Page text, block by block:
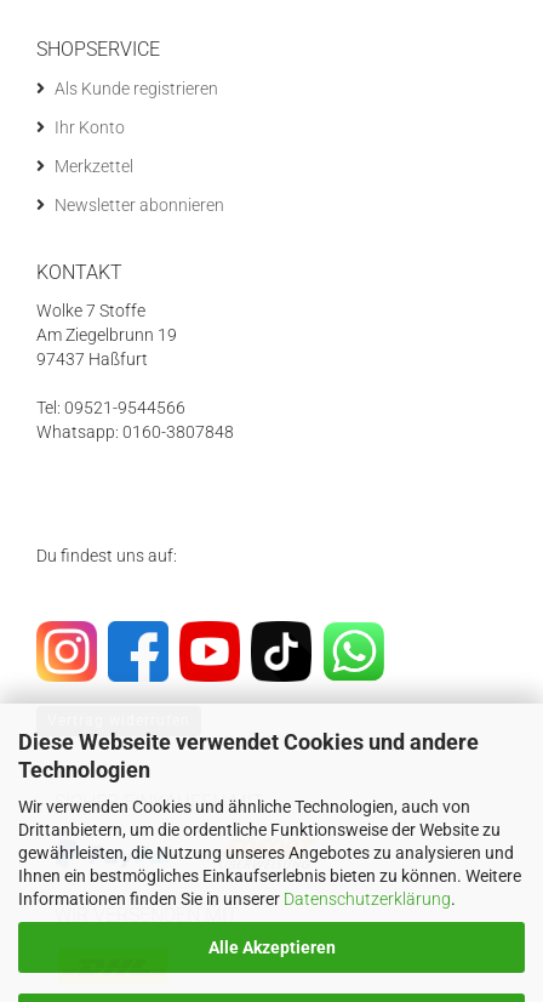
Diese Webseite verwendet Cookies und andere
Technologien
Wir verwenden Cookies und ähnliche Technologien, auch von
Drittanbietern, um die ordentliche Funktionsweise der Website zu
gewährleisten, die Nutzung unseres Angebotes zu analysieren und
Ihnen ein bestmögliches Einkaufserlebnis bieten zu können. Weitere
Informationen finden Sie in unserer Datenschutzerklärung.
Alle Akzeptieren
SHOPSERVICE
Als Kunde registrieren
Ihr Konto
Merkzettel
Newsletter abonnieren
KONTAKT
Wolke 7 Stoffe
Am Ziegelbrunn 19
97437 Haßfurt
Tel: 09521-9544566
Whatsapp: 0160-3807848
Du findest uns auf:
SICHER EINKAUFEN MIT